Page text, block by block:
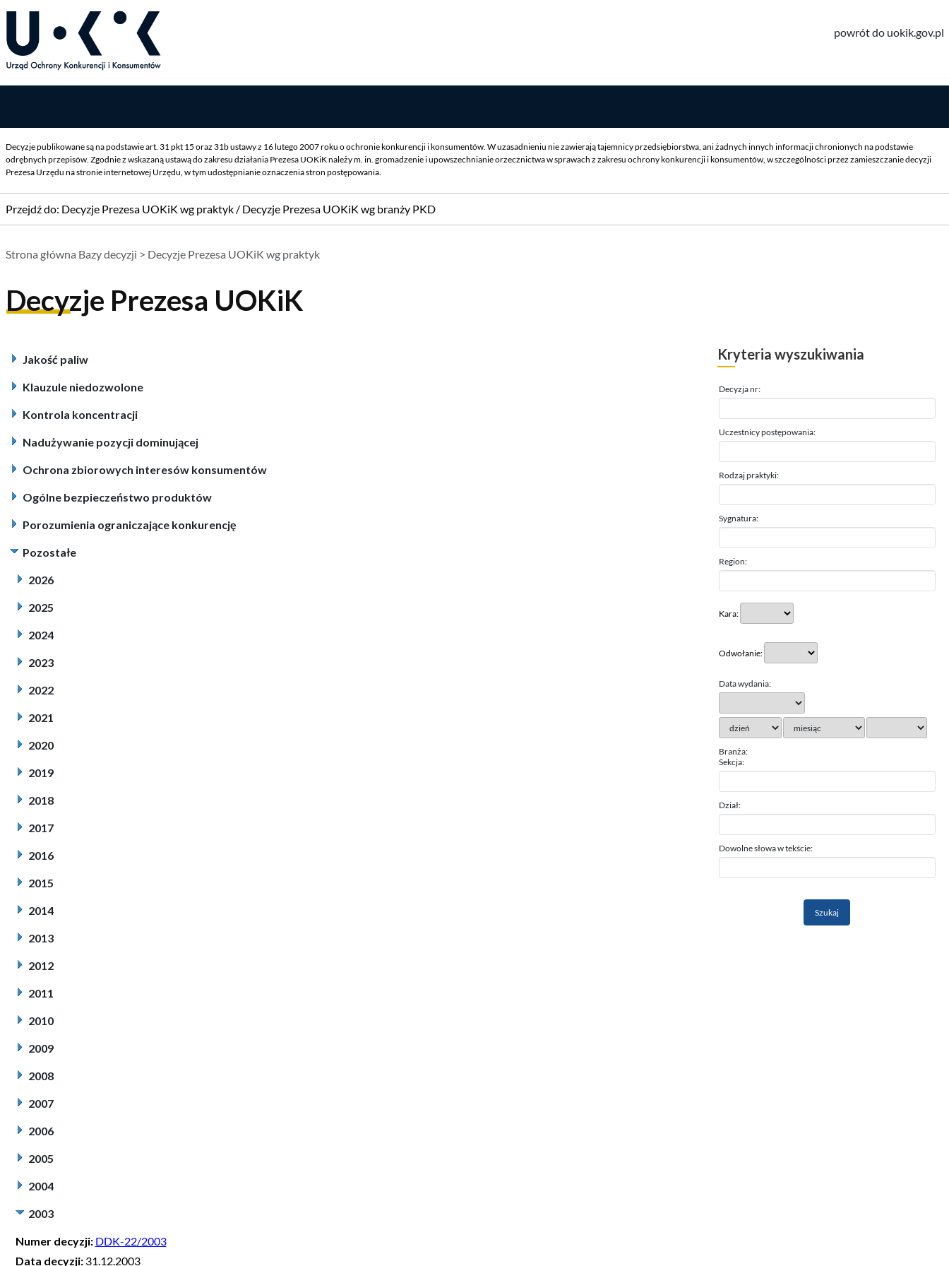
powrót do uokik.gov.pl
Decyzje publikowane są na podstawie art. 31 pkt 15 oraz 31b ustawy z 16 lutego 2007 roku o ochronie konkurencji i konsumentów. W uzasadnieniu nie zawierają tajemnicy przedsiębiorstwa, ani żadnych innych informacji chronionych na podstawie
odrębnych przepisów. Zgodnie z wskazaną ustawą do zakresu działania Prezesa UOKiK należy m. in. gromadzenie i upowszechnianie orzecznictwa w sprawach z zakresu ochrony konkurencji i konsumentów, w szczególności przez zamieszczanie decyzji
Prezesa Urzędu na stronie internetowej Urzędu, w tym udostępnianie oznaczenia stron postępowania.
Przejdź do: Decyzje Prezesa UOKiK wg praktyk/ Decyzje Prezesa UOKiK wg branży PKD
Strona główna Bazy decyzji > Decyzje Prezesa UOKiK wg praktyk
Decyzje Prezesa UOKiK
Jakość paliw
Klauzule niedozwolone
Kontrola koncentracji
Nadużywanie pozycji dominującej
Ochrona zbiorowych interesów konsumentów
Ogólne bezpieczeństwo produktów
Porozumienia ograniczające konkurencję
Pozostałe
2026
2025
2024
2023
2022
2021
2020
2019
2018
2017
2016
2015
2014
2013
2012
2011
2010
2009
2008
2007
2006
2005
2004
2003
Numer decyzji: DDK-22/2003
Data decyzji: 31.12.2003
Kryteria wyszukiwania
Decyzja nr:
Uczestnicy postępowania:
Rodzaj praktyki:
Sygnatura:
Region:
Kara:
Odwołanie:
Data wydania:
Branża:
Sekcja:
Dział:
Dowolne słowa w tekście: